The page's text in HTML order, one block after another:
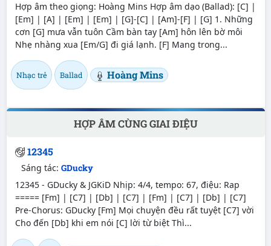
Hợp âm theo giọng: Hoàng Mins Hợp âm dạo (Ballad): [C] |
[Em] | [A] | [Em] | [Em] | [G]-[C] | [Am]-[F] | [G] 1. Những
cơn [G] mưa vẫn tuôn Cầm bàn tay [Am] hôn lên bờ môi
Nhẹ nhàng xua [Em/G] đi giá lạnh. [F] Mang trong...
Nhạc trẻ Ballad Hoàng Mins
HỢP ÂM CÙNG GIAI ĐIỆU
12345
Sáng tác: GDucky
12345 - GDucky & JGKiD Nhịp: 4/4, tempo: 67, điệu: Rap
===== [Fm] | [C7] | [Db] | [C7] | [Fm] | [C7] | [Db] | [C7]
Pre-Chorus: GDucky [Fm] Mọi chuyện đều rất tuyệt [C7] vời
Cho đến [Db] khi em nói [C] lời từ biệt Thì...